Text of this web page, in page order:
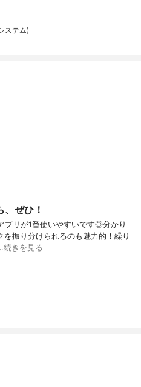
ステム)
ぜひ！
プリが1番使いやすいです◎分かり
振り分けられるのも魅力的！繰り
続きを見る